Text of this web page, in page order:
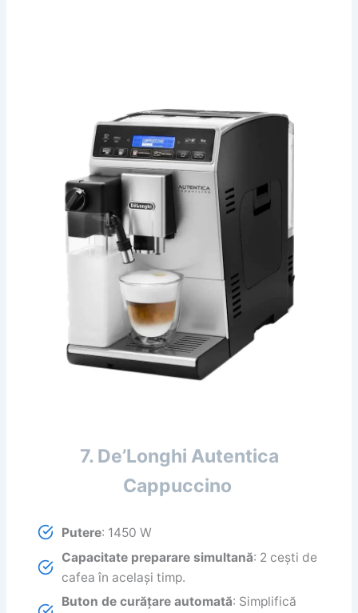
7. De’Longhi Autentica
Cappuccino
Putere: 1450 W
Capacitate preparare simultană: 2 cești de
cafea în același timp.
Buton de curățare automată: Simplifică